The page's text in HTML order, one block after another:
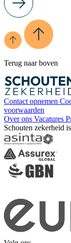
Terug naar boven
Contact opnemen
voorwaarden
Over ons Vacatures
Schouten zekerheid